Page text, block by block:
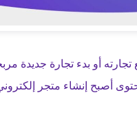
أو بدء تجارة جديدة
أصبح إنشاء متجر